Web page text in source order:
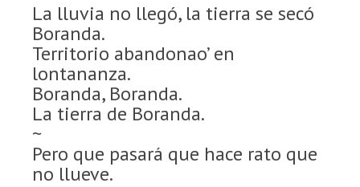
La lluvia no llegó, la tierra se secó
Boranda.
Territorio abandonao’ en
lontananza.
Boranda, Boranda.
La tierra de Boranda.
~
Pero que pasará que hace rato que
no llueve.